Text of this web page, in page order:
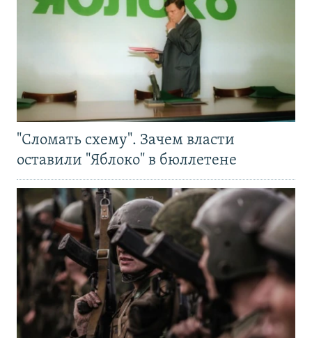
"Сломать схему". Зачем власти
оставили "Яблоко" в бюллетене